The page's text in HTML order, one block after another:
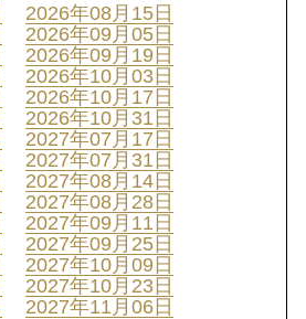
2026年08月15日
2026年09月05日
2026年09月19日
2026年10月03日
2026年10月17日
2026年10月31日
2027年07月17日
2027年07月31日
2027年08月14日
2027年08月28日
2027年09月11日
2027年09月25日
2027年10月09日
2027年10月23日
2027年11月06日